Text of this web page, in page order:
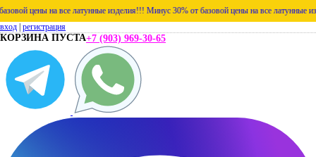
цены на все латунные изделия!!! Минус 30% от базовой цены на все латунные
вход регистрация
КОРЗИНА ПУСТА+7 (903) 969-30-65